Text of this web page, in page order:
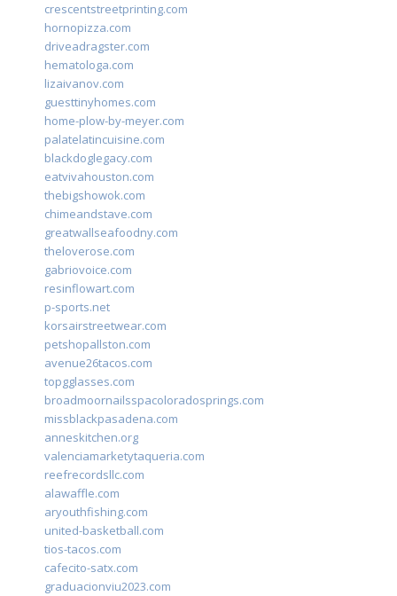
crescentstreetprinting.com
hornopizza.com
driveadragster.com
hematologa.com
lizaivanov.com
guesttinyhomes.com
home-plow-by-meyer.com
palatelatincuisine.com
blackdoglegacy.com
eatvivahouston.com
thebigshowok.com
chimeandstave.com
greatwallseafoodny.com
theloverose.com
gabriovoice.com
resinflowart.com
p-sports.net
korsairstreetwear.com
petshopallston.com
avenue26tacos.com
topgglasses.com
broadmoornailsspacoloradosprings.com
missblackpasadena.com
anneskitchen.org
valenciamarketytaqueria.com
reefrecordsllc.com
alawaffle.com
aryouthfishing.com
united-basketball.com
tios-tacos.com
cafecito-satx.com
graduacionviu2023.com